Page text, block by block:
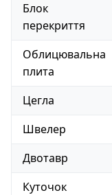
Блок
перекриття
Облицювальна
плита
Цегла
Швелер
Двотавр
Куточок